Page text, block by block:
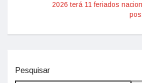
2026 terá 11 feriados
Pesquisar